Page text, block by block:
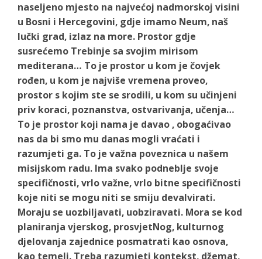
naseljeno mjesto na najvećoj nadmorskoj visini
u Bosni i Hercegovini, gdje imamo Neum, naš
lučki grad, izlaz na more. Prostor gdje
susrećemo Trebinje sa svojim mirisom
mediterana… To je prostor u kom je čovjek
rođen, u kom je najviše vremena proveo,
prostor s kojim ste se srodili, u kom su učinjeni
priv koraci, poznanstva, ostvarivanja, učenja…
To je prostor koji nama je davao , obogaćivao
nas da bi smo mu danas mogli vraćati i
razumjeti ga. To je važna poveznica u našem
misijskom radu. Ima svako podneblje svoje
specifičnosti, vrlo važne, vrlo bitne specifičnosti
koje niti se mogu niti se smiju devalvirati.
Moraju se uozbiljavati, uobziravati. Mora se kod
planiranja vjerskog, prosvjetNog, kulturnog
djelovanja zajednice posmatrati kao osnova,
kao temelj. Treba razumjeti kontekst, džemat,